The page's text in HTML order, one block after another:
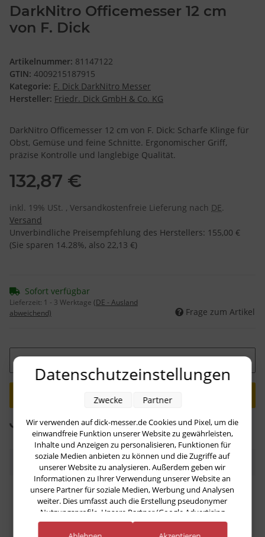
DarkNitro Officemesser 12 cm
von F. Dick
Artikelnummer: 81147122
GTIN: 4009215187915
Kategorie: F. Dick DarkNitro Messer
Hersteller: Friedr. Dick GmbH & Co. KG
DarkNitro Officemesser 12 cm von F. Dick: Scharfe Klinge für
Obst, Gemüse und feine Schnitte. Ergonomischer Griff,
präzise Kontrolle und langlebige Qualität.
132,87 €
inkl. 19% USt. , Versandkostenfreie Lieferung nach DE.
Versand
Unverbindliche Preisempfehlung des Herstellers: 155,00 €
(Sie sparen 14.28%, also 22,13 €)
Sofort verfügbar
Lieferzeit: 1 - 3 Werktage (DE - Ausland
abweichend)
Frage zum Artikel
Loading... Komponenten werden geladen ...
Beschreibung
DarkNitro Officemesser: Dein vielseitiger Helfer für feine
Schneidarbeiten
Entdecke das Officemesser der DarkNitro Serie – klein, wendig und
Datenschutzeinstellungen
Wir verwenden auf dick-messer.de Cookies und Pixel, um die
einwandfreie Funktion unserer Website zu gewährleisten,
Inhalte und Anzeigen zu personalisieren, Funktionen für
soziale Medien anbieten zu können und die Zugriffe auf
unserer Website zu analysieren. Außerdem geben wir
Informationen zu Ihrer Verwendung unserer Website an
unsere Partner für soziale Medien, Werbung und Analysen
weiter. Dies umfasst auch die Erstellung pseudonymer
Nutzungsprofile. Unsere Partner (Google Advertising
Products) führen diese Informationen möglicherweise mit
weiteren Daten zusammen, die Sie ihnen bereitgestellt haben
Zwecke Partner